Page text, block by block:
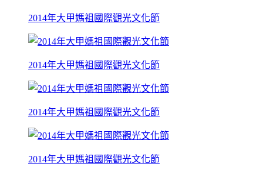
2014年大甲媽祖國際觀光文化節
2014年大甲媽祖國際觀光文化節
2014年大甲媽祖國際觀光文化節
2014年大甲媽祖國際觀光文化節